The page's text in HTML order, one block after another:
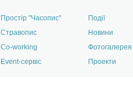
Простір "Часопис"
Події
Стравопис
Новини
Co-working
Фотогалерея
Event-сервіс
Проекти